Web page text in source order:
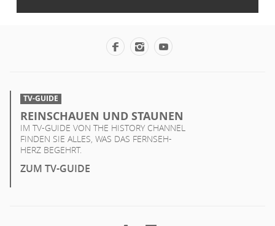
TV-GUIDE
REINSCHAUEN UND STAUNEN
IM TV-GUIDE VON THE HISTORY CHANNEL
FINDEN SIE ALLES, WAS DAS FERNSEH-
HERZ BEGEHRT.
ZUM TV-GUIDE